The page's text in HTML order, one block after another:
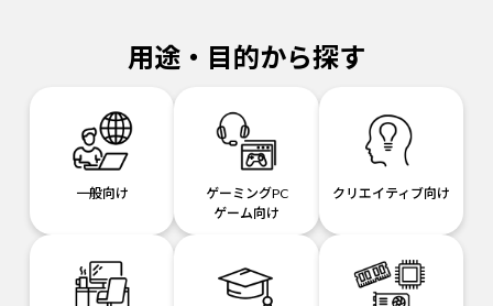
用途・目的から探す
一般向け
ゲーミングPC
ゲーム向け
クリエイティブ向け